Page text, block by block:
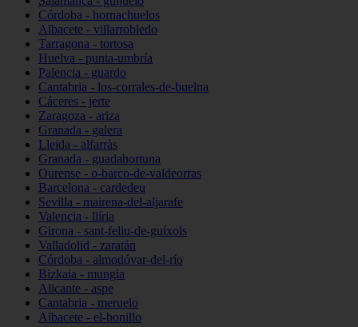
Córdoba - hornachuelos
Albacete - villarrobledo
Tarragona - tortosa
Huelva - punta-umbría
Palencia - guardo
Cantabria - los-corrales-de-buelna
Cáceres - jerte
Zaragoza - ariza
Granada - galera
Lleida - alfarràs
Granada - guadahortuna
Ourense - o-barco-de-valdeorras
Barcelona - cardedeu
Sevilla - mairena-del-aljarafe
Valencia - llíria
Girona - sant-feliu-de-guíxols
Valladolid - zaratán
Córdoba - almodóvar-del-río
Bizkaia - mungia
Alicante - aspe
Cantabria - meruelo
Albacete - el-bonillo